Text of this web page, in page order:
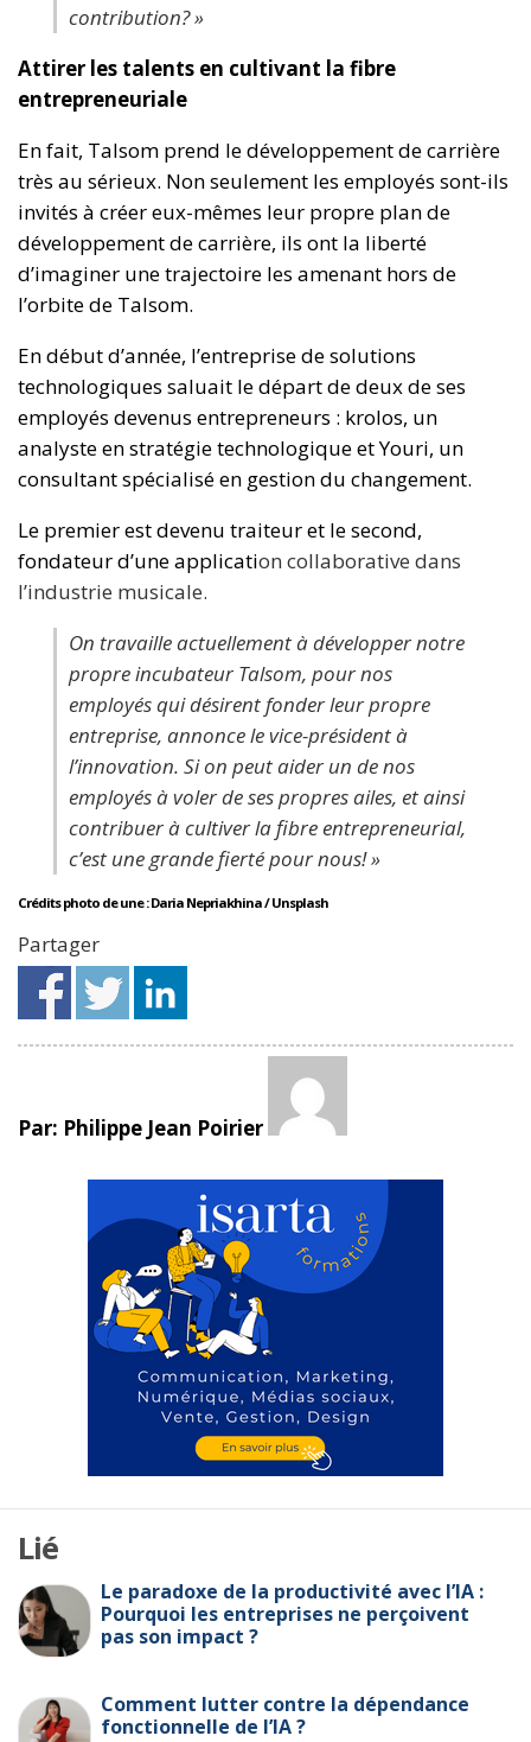
contribution? »
Attirer les talents en cultivant la fibre
entrepreneuriale
En fait, Talsom prend le développement de carrière
très au sérieux. Non seulement les employés sont-ils
invités à créer eux-mêmes leur propre plan de
développement de carrière, ils ont la liberté
d’imaginer une trajectoire les amenant hors de
l’orbite de Talsom.
En début d’année, l’entreprise de solutions
technologiques saluait le départ de deux de ses
employés devenus entrepreneurs : krolos, un
analyste en stratégie technologique et Youri, un
consultant spécialisé en gestion du changement.
Le premier est devenu traiteur et le second,
fondateur d’une application collaborative dans
l’industrie musicale.
On travaille actuellement à développer notre
propre incubateur Talsom, pour nos
employés qui désirent fonder leur propre
entreprise, annonce le vice-président à
l’innovation. Si on peut aider un de nos
employés à voler de ses propres ailes, et ainsi
contribuer à cultiver la fibre entrepreneurial,
c’est une grande fierté pour nous! »
Crédits photo de une : Daria Nepriakhina / Unsplash
Partager
Par: Philippe Jean Poirier
Lié
Le paradoxe de la productivité avec l’IA :
Pourquoi les entreprises ne perçoivent
pas son impact ?
Comment lutter contre la dépendance
fonctionnelle de l’IA ?